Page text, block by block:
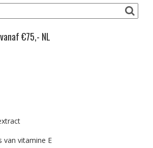
€75,- NL
van vitamine E